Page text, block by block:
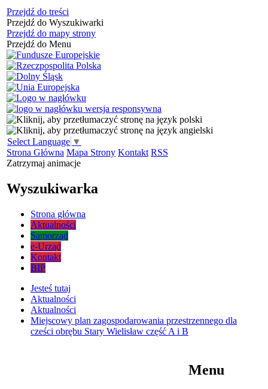
Przejdź do treści
Przejdź do Wyszukiwarki
Przejdź do mapy strony
Przejdź do Menu
Select Language ▼
Strona Główna Mapa Strony Kontakt RSS
Zatrzymaj animacje
Wyszukiwarka
Strona główna
Aktualności
Samorząd
e-Urząd
Kontakt
BIP
Jesteś tutaj
Aktualności
Aktualności
Miejscowy plan zagospodarowania przestrzennego dla
cześci obrębu Stary Wielisław część A i B
Menu